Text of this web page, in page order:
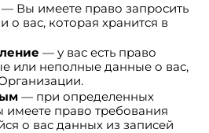
— Вы имеете право запросить
вас, которая хранится в
— у вас есть право
или неполные данные о вас,
— при определенных
имеете право требования
о вас данных из записей